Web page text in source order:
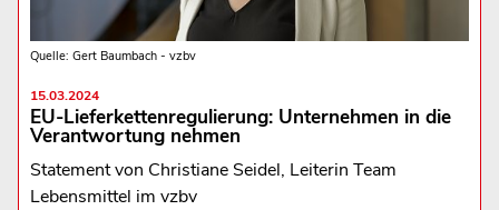
Quelle: Gert Baumbach - vzbv
15.03.2024
EU-Lieferkettenregulierung: Unternehmen in die
Verantwortung nehmen
Statement von Christiane Seidel, Leiterin Team
Lebensmittel im vzbv